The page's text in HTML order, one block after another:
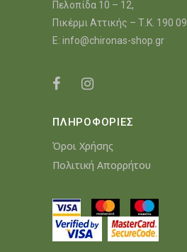
Πελοπίδα 10 – 12,
Πικέρμι Αττικής – Τ.Κ. 190 09
E: info@chironas-shop.gr
ΠΛΗΡΟΦΟΡΙΕΣ
Όροι Χρήσης
Πολιτική Απορρήτου